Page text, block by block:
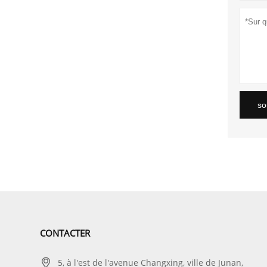
CONTACTER
 5, à l'est de l'avenue Changxing, ville de Junan,